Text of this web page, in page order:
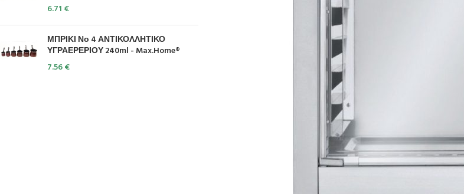
6.71 €
ΜΠΡΙΚΙ Νο 4 ΑΝΤΙΚΟΛΛΗΤΙΚΟ
ΥΓΡΑΕΡΕΡΙΟΥ 240ml - Max.Home®
7.56€